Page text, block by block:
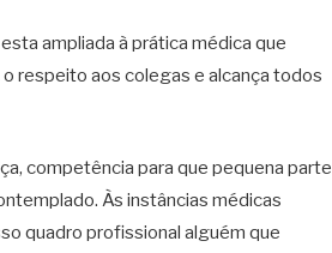
ampliada à prática médica que
respeito aos colegas e alcança todos
competência para que pequena parte
Às instâncias médicas
quadro profissional alguém que